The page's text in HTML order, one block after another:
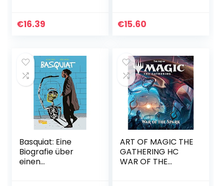
€16.39 €15.60
Basquiat: Eine
Biografie über
einen
ART OF MAGIC THE
GATHERING HC
WAR OF THE